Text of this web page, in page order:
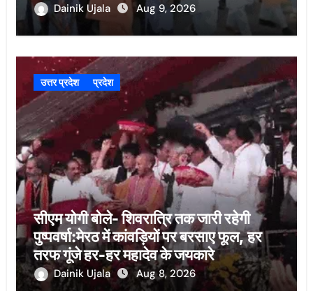
Dainik Ujala Aug 9, 2026
उत्तर प्रदेश प्रदेश
सीएम योगी बोले- शिवरात्रि तक जारी रहेगी
पुष्पवर्षा:मेरठ में कांवड़ियों पर बरसाए फूल, हर
तरफ गूंजे हर-हर महादेव के जयकारे
Dainik Ujala Aug 8, 2026